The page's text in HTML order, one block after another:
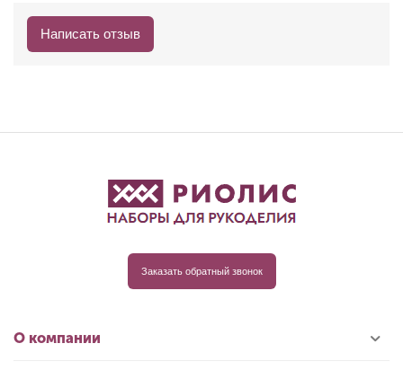
Написать отзыв
Заказать обратный звонок
О компании